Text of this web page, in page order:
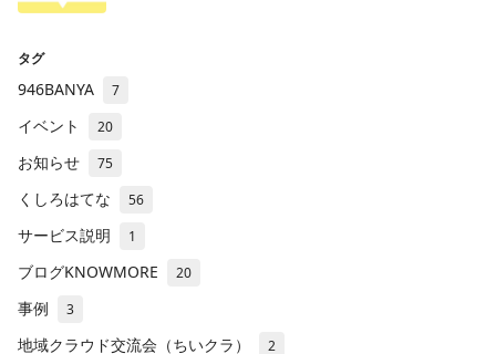
タグ
946BANYA 7
イベント 20
お知らせ 75
くしろはてな 56
サービス説明 1
ブログKNOWMORE 20
事例 3
地域クラウド交流会（ちいクラ） 2